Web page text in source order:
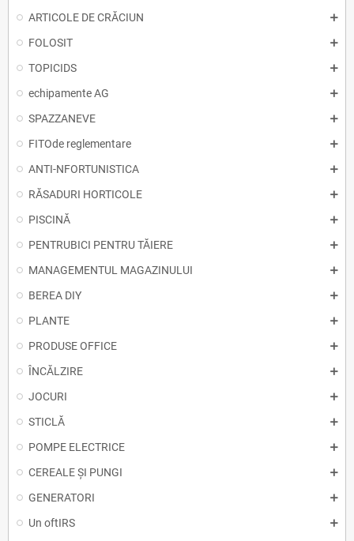
ARTICOLE DE CRĂCIUN
FOLOSIT
TOPICIDS
echipamente AG
SPAZZANEVE
FITOde reglementare
ANTI-NFORTUNISTICA
RĂSADURI HORTICOLE
PISCINĂ
PENTRUBICI PENTRU TĂIERE
MANAGEMENTUL MAGAZINULUI
BEREA DIY
PLANTE
PRODUSE OFFICE
ÎNCĂLZIRE
JOCURI
STICLĂ
POMPE ELECTRICE
CEREALE ȘI PUNGI
GENERATORI
Un oftIRS